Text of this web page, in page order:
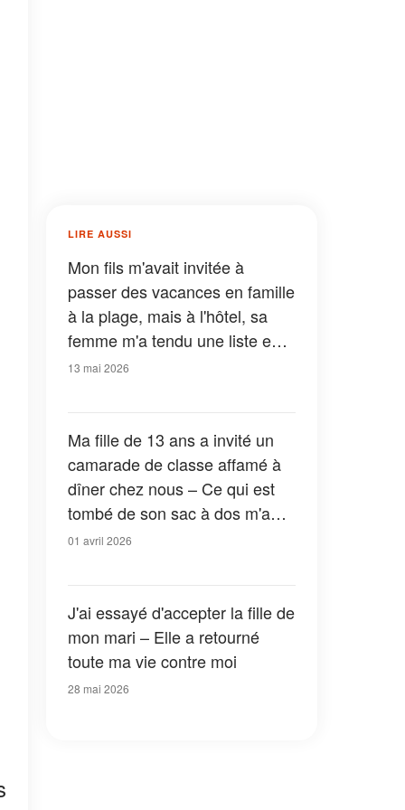
LIRE AUSSI
Mon fils m'avait invitée à
passer des vacances en famille
à la plage, mais à l'hôtel, sa
femme m'a tendu une liste en
me disant : « C'est pour ça
13 mai 2026
Ma fille de 13 ans a invité un
camarade de classe affamé à
dîner chez nous – Ce qui est
tombé de son sac à dos m'a
glacé le sang
01 avril 2026
J'ai essayé d'accepter la fille de
mon mari – Elle a retourné
toute ma vie contre moi
28 mai 2026